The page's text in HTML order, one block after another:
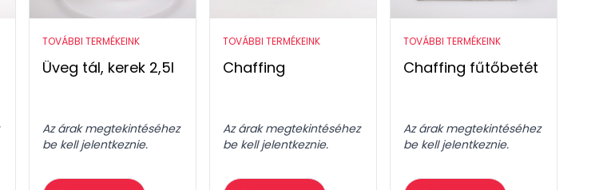
TOVÁBBI TERMÉKEINK
Üveg tál, kerek 2,5l
Az árak megtekintéséhez
be kell jelentkeznie.
TOVÁBBI TERMÉKEINK
Chaffing
Az árak megtekintéséhez
be kell jelentkeznie.
TOVÁBBI TERMÉKEINK
Chaffing fűtőbetét
Az árak megtekintéséhez
be kell jelentkeznie.